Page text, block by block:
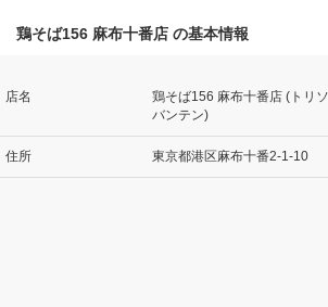
鶏そば156 麻布十番店 の基本情報
店名
鶏そば156 麻布十番店 (トリ
バンテン)
住所 東京都港区麻布十番2-1-10